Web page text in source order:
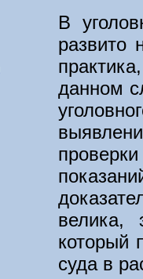
В
развито
данном
велика,
который
суда в